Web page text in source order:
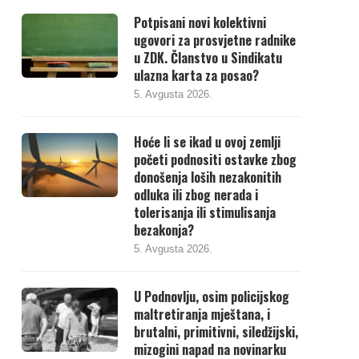
Potpisani novi kolektivni
ugovori za prosvjetne radnike
u ZDK. Članstvo u Sindikatu
ulazna karta za posao?
5. Avgusta 2026.
Hoće li se ikad u ovoj zemlji
početi podnositi ostavke zbog
donošenja loših nezakonitih
odluka ili zbog nerada i
tolerisanja ili stimulisanja
bezakonja?
5. Avgusta 2026.
U Podnovlju, osim policijskog
maltretiranja mještana, i
brutalni, primitivni, siledžijski,
mizogini napad na novinarku